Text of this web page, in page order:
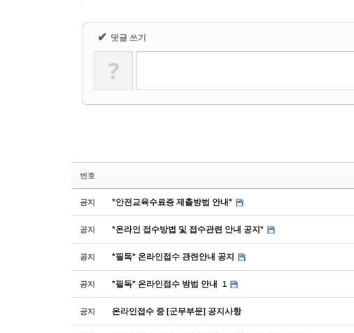
✔ 댓글 쓰기
?
번호
공지 *안전교육수료증 제출방법 안내*
공지 *온라인 접수방법 및 접수관련 안내 공지*
공지 *필독* 온라인접수 관련안내 공지
공지 *필독* 온라인접수 방법 안내 1
공지 온라인접수 중 [군무부문] 공지사항